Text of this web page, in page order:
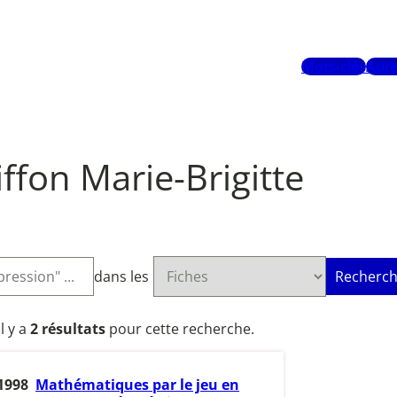
Mots-clés
Marie-Brigitte
dans les
y a 2 résultats pour cette recherche.
Mathématiques par le jeu en